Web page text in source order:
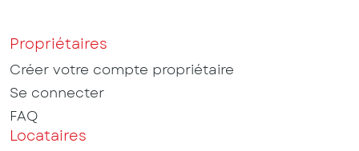
Propriétaires
Créer votre compte propriétaire
Se connecter
FAQ
Locataires